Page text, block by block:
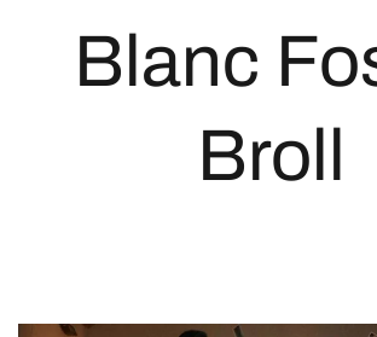
Blanc
Broll